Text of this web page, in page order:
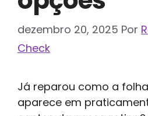
dezembro 20, 2025 Por
Check
Já reparou como a
aparece em